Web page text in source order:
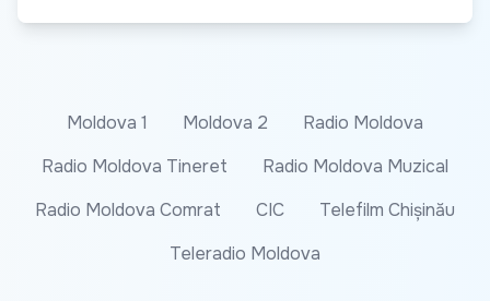
Moldova 1 Moldova 2
Radio Moldova
Radio Moldova Tineret
Radio Moldova Muzical
Radio Moldova Comrat
CIC
Telefilm Chișinău
Teleradio Moldova